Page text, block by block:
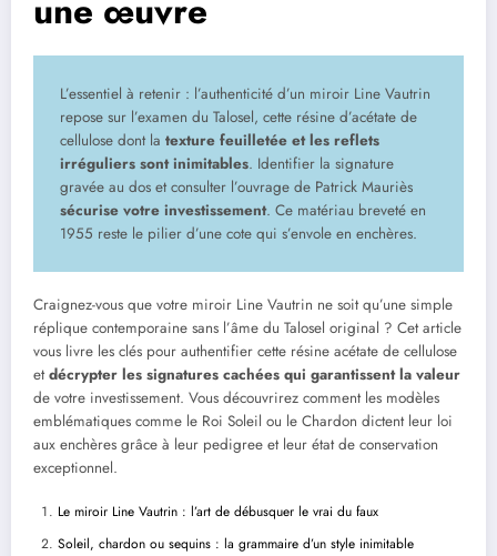
une œuvre
L’essentiel à retenir : l’authenticité d’un miroir Line Vautrin
repose sur l’examen du Talosel, cette résine d’acétate de
cellulose dont la texture feuilletée et les reflets
irréguliers sont inimitables. Identifier la signature
gravée au dos et consulter l’ouvrage de Patrick Mauriès
sécurise votre investissement. Ce matériau breveté en
1955 reste le pilier d’une cote qui s’envole en enchères.
Craignez-vous que votre miroir Line Vautrin ne soit qu’une simple
réplique contemporaine sans l’âme du Talosel original ? Cet article
vous livre les clés pour authentifier cette résine acétate de cellulose
etdécrypter les signatures cachées qui garantissent la valeur
de votre investissement. Vous découvrirez comment les modèles
emblématiques comme le Roi Soleil ou le Chardon dictent leur loi
aux enchères grâce à leur pedigree et leur état de conservation
exceptionnel.
Le miroir Line Vautrin : l’art de débusquer le vrai du faux
Soleil, chardon ou sequins : la grammaire d’un style inimitable